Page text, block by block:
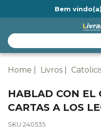
Bem
Home Livros
HABLAD CON EL
CARTAS A LOS
SKU 240535